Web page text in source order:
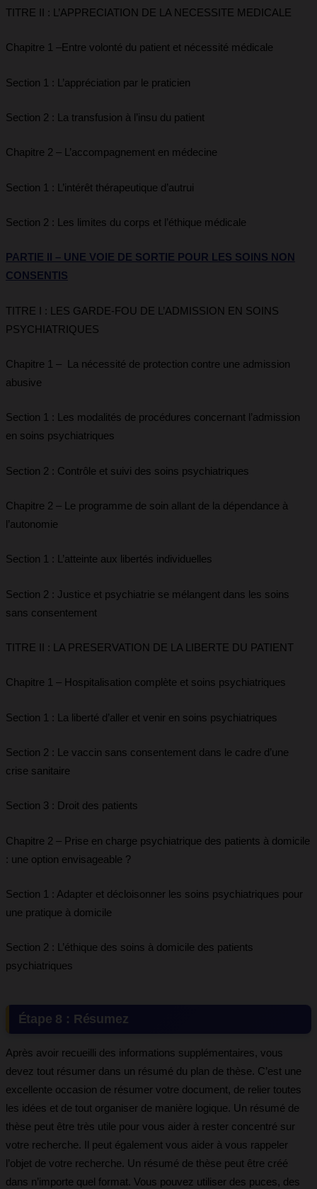
TITRE II : L’APPRECIATION DE LA NECESSITE MEDICALE
Chapitre 1 –Entre volonté du patient et nécessité médicale
Section 1 : L’appréciation par le praticien
Section 2 : La transfusion à l’insu du patient
Chapitre 2 – L’accompagnement en médecine
Section 1 : L’intérêt thérapeutique d’autrui
Section 2 : Les limites du corps et l’éthique médicale
PARTIE II – UNE VOIE DE SORTIE POUR LES SOINS NON
CONSENTIS
TITRE I : LES GARDE-FOU DE L’ADMISSION EN SOINS
PSYCHIATRIQUES
Chapitre 1 – La nécessité de protection contre une admission
abusive
Section 1 : Les modalités de procédures concernant l’admission
en soins psychiatriques
Section 2 : Contrôle et suivi des soins psychiatriques
Chapitre 2 – Le programme de soin allant de la dépendance à
l’autonomie
Section 1 : L’atteinte aux libertés individuelles
Section 2 : Justice et psychiatrie se mélangent dans les soins
sans consentement
TITRE II : LA PRESERVATION DE LA LIBERTE DU PATIENT
Chapitre 1 – Hospitalisation complète et soins psychiatriques
Section 1 : La liberté d’aller et venir en soins psychiatriques
Section 2 : Le vaccin sans consentement dans le cadre d’une
crise sanitaire
Section 3 : Droit des patients
Chapitre 2 – Prise en charge psychiatrique des patients à domicile
: une option envisageable ?
Section 1 : Adapter et décloisonner les soins psychiatriques pour
une pratique à domicile
Section 2 : L’éthique des soins à domicile des patients
psychiatriques
Étape 8 : Résumez
Après avoir recueilli des informations supplémentaires, vous
devez tout résumer dans un résumé du plan de thèse. C’est une
excellente occasion de résumer votre document, de relier toutes
les idées et de tout organiser de manière logique. Un résumé de
thèse peut être très utile pour vous aider à rester concentré sur
votre recherche. Il peut également vous aider à vous rappeler
l’objet de votre recherche. Un résumé de thèse peut être créé
dans n’importe quel format. Vous pouvez utiliser des puces, des